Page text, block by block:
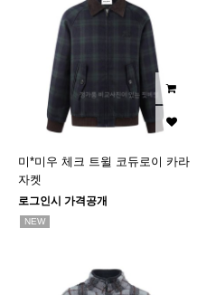
미*미우 체크 트윌 코듀로이 카라
자켓
로그인시 가격공개
NEW